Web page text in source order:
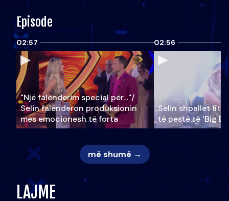
Episode
02:57
"Një falenderim special për…"/
Selin falënderon produksionin
mes emocionesh të forta
02:56
Selin shpallet
të pestë të ‘Big
më shumë →
LAJME